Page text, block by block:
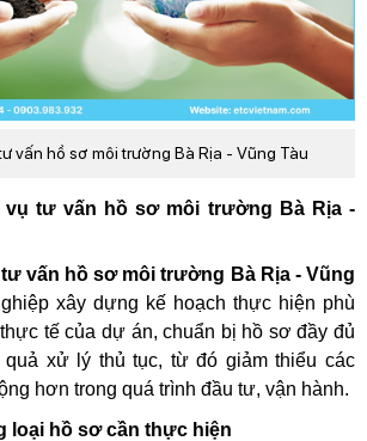
vấn hồ sơ môi trường Bà Rịa - Vũng Tàu
tư vấn hồ sơ môi trường Bà Rịa -
vấn hồ sơ môi trường Bà Rịa - Vũng
xây dựng kế hoạch thực hiện phù
tế của dự án, chuẩn bị hồ sơ đầy đủ
quả xử lý thủ tục, từ đó giảm thiểu các
hơn trong quá trình đầu tư, vận hành.
loại hồ sơ cần thực hiện